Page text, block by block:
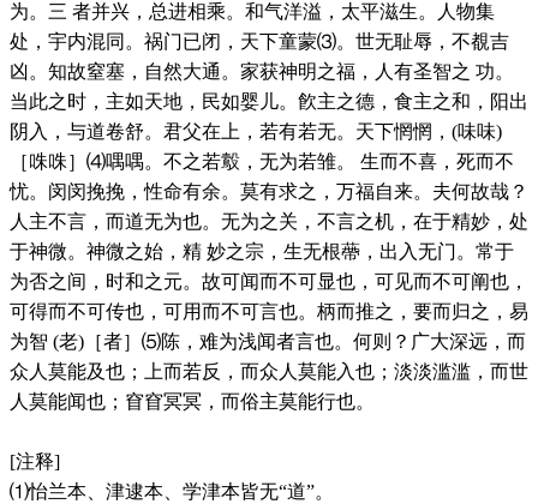
为。三 者并兴，总进相乘。和气洋溢，太平滋生。人物集
处，宇内混同。祸门已闭，天下童蒙⑶。世无耻辱，不覩吉
凶。知故窒塞，自然大通。家获神明之福，人有圣智之 功。
当此之时，主如天地，民如婴儿。飮主之德，食主之和，阳出
阴入，与道卷舒。君父在上，若有若无。天下惘惘，(味味)
［咮咮］⑷喁喁。不之若鷇，无为若雏。 生而不喜，死而不
忧。闵闵挽挽，性命有余。莫有求之，万福自来。夫何故哉？
人主不言，而道无为也。无为之关，不言之机，在于精妙，处
于神微。神微之始，精 妙之宗，生无根蔕，出入无门。常于
为否之间，时和之元。故可闻而不可显也，可见而不可阐也，
可得而不可传也，可用而不可言也。柄而推之，要而归之，易
为智 (老)［者］⑸陈，难为浅闻者言也。何则？广大深远，而
众人莫能及也；上而若反，而众人莫能入也；淡淡滥滥，而世
人莫能闻也；窅窅冥冥，而俗主莫能行也。
[注释]
⑴怡兰本、津逮本、学津本皆无“道”。